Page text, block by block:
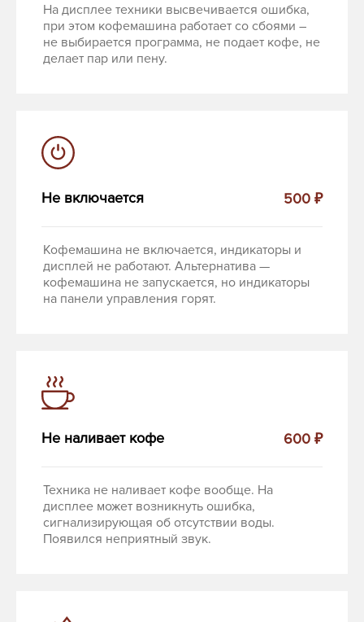
На дисплее техники высвечивается ошибка,
при этом кофемашина работает со сбоями –
не выбирается программа, не подает кофе, не
делает пар или пену.
Не включается 500 ₽
Кофемашина не включается, индикаторы и
дисплей не работают. Альтернатива —
кофемашина не запускается, но индикаторы
на панели управления горят.
Не наливает кофе 600 ₽
Техника не наливает кофе вообще. На
дисплее может возникнуть ошибка,
сигнализирующая об отсутствии воды.
Появился неприятный звук.